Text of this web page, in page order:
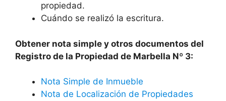
propiedad.
Cuándo se realizó la escritura.
Obtener nota simple y otros documentos del
Registro de la Propiedad de Marbella Nº 3:
Nota Simple de Inmueble
Nota de Localización de Propiedades